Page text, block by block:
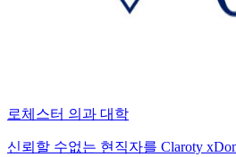
로체스터 의과 대학
신뢰할 수없는 현직자를 Claroty